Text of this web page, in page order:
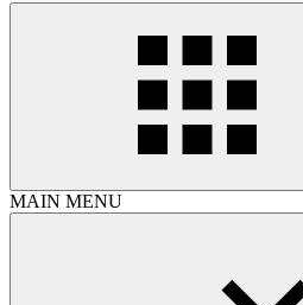
MAIN MENU